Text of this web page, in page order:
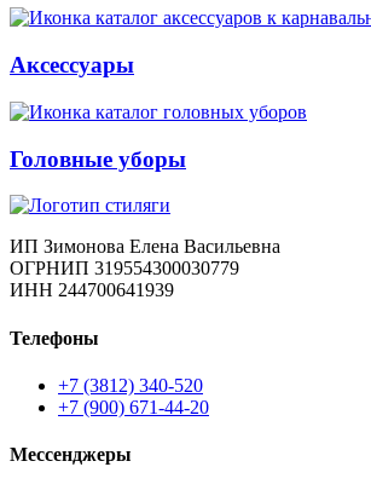
Аксессуары
Головные уборы
ИП Зимонова Елена Васильевна
ОГРНИП 319554300030779
ИНН 244700641939
Телефоны
+7 (3812) 340-520
+7 (900) 671-44-20
Мессенджеры